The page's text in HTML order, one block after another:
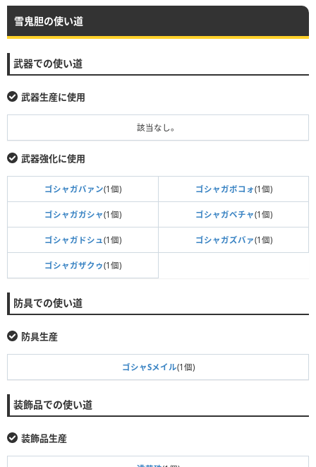
雪鬼胆の使い道
武器での使い道
武器生産に使用
該当なし。
武器強化に使用
ゴシャガバァン(1個) ゴシャガボコォ(1個)
ゴシャガガシャ(1個) ゴシャガベチャ(1個)
ゴシャガドシュ(1個) ゴシャガズバァ(1個)
ゴシャガザクゥ(1個)
防具での使い道
防具生産
ゴシャSメイル(1個)
装飾品での使い道
装飾品生産